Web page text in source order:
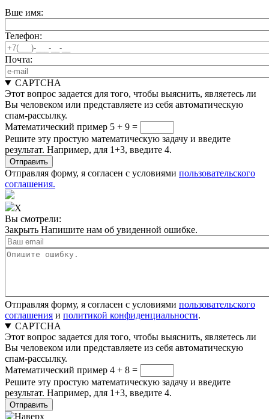
Вше имя:
Телефон:
Почта:
CAPTCHA
Этот вопрос задается для того, чтобы выяснить, являетесь ли
Вы человеком или представляете из себя автоматическую
спам-рассылку.
Математический пример 5 + 9 =
Решите эту простую математическую задачу и введите
результат. Например, для 1+3, введите 4.
Отправляя форму, я согласен с условиями пользовательского
соглашения.
X
Вы смотрели:
Закрыть Напишите нам об увиденной ошибке.
Отправляя форму, я согласен с условиями пользовательского
соглашения и политикой конфиденциальности.
CAPTCHA
Этот вопрос задается для того, чтобы выяснить, являетесь ли
Вы человеком или представляете из себя автоматическую
спам-рассылку.
Математический пример 4 + 8 =
Решите эту простую математическую задачу и введите
результат. Например, для 1+3, введите 4.